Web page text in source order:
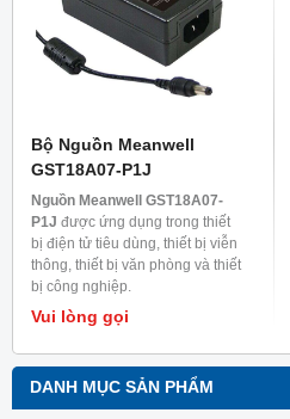
DANH MỤC SẢN PHẨM
Bộ Nguồn Meanwell
GST18A07-P1J
Nguồn Meanwell GST18A07-
P1J được ứng dụng trong thiết
bị điện tử tiêu dùng, thiết bị viễn
thông, thiết bị văn phòng và thiết
bị công nghiệp.
Vui lòng gọi